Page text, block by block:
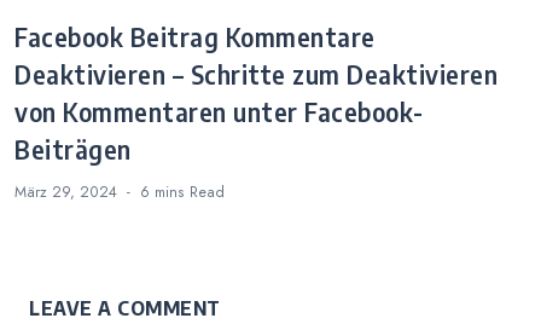
Facebook Beitrag Kommentare
Deaktivieren – Schritte zum Deaktivieren
von Kommentaren unter Facebook-
Beiträgen
März 29, 2024 6 mins Read
LEAVE A COMMENT